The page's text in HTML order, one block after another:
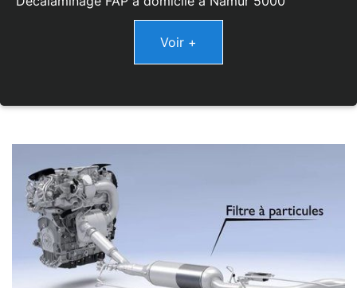
Voir +